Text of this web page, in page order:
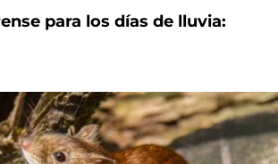
para los días de lluvia: